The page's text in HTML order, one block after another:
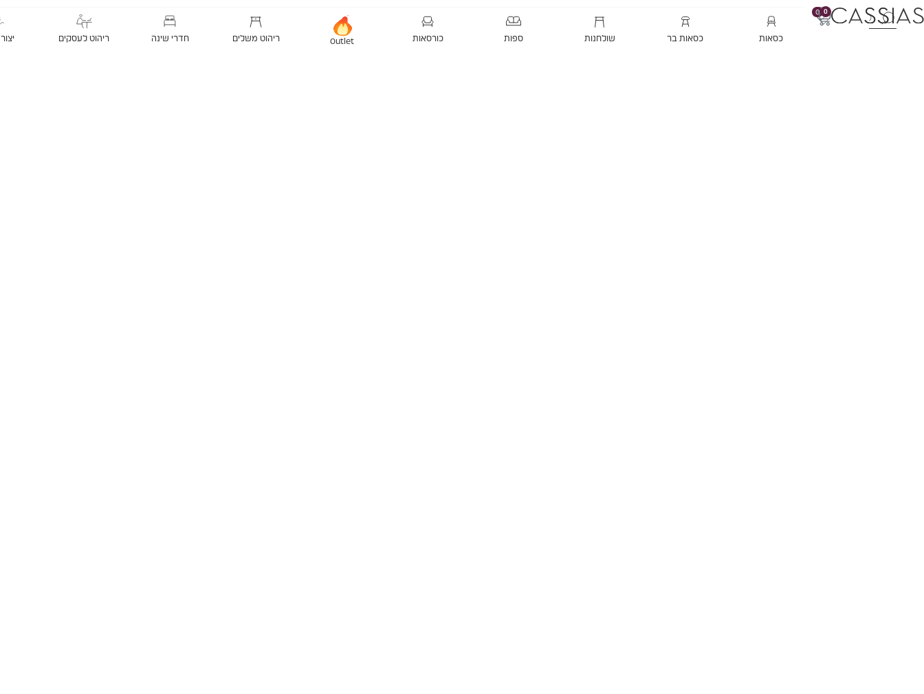
0 0
כסאות כסאות בר שולחנות ספות כורסאות Outlet ריהוט משלים חדרי שינה ריהוט לעסקים